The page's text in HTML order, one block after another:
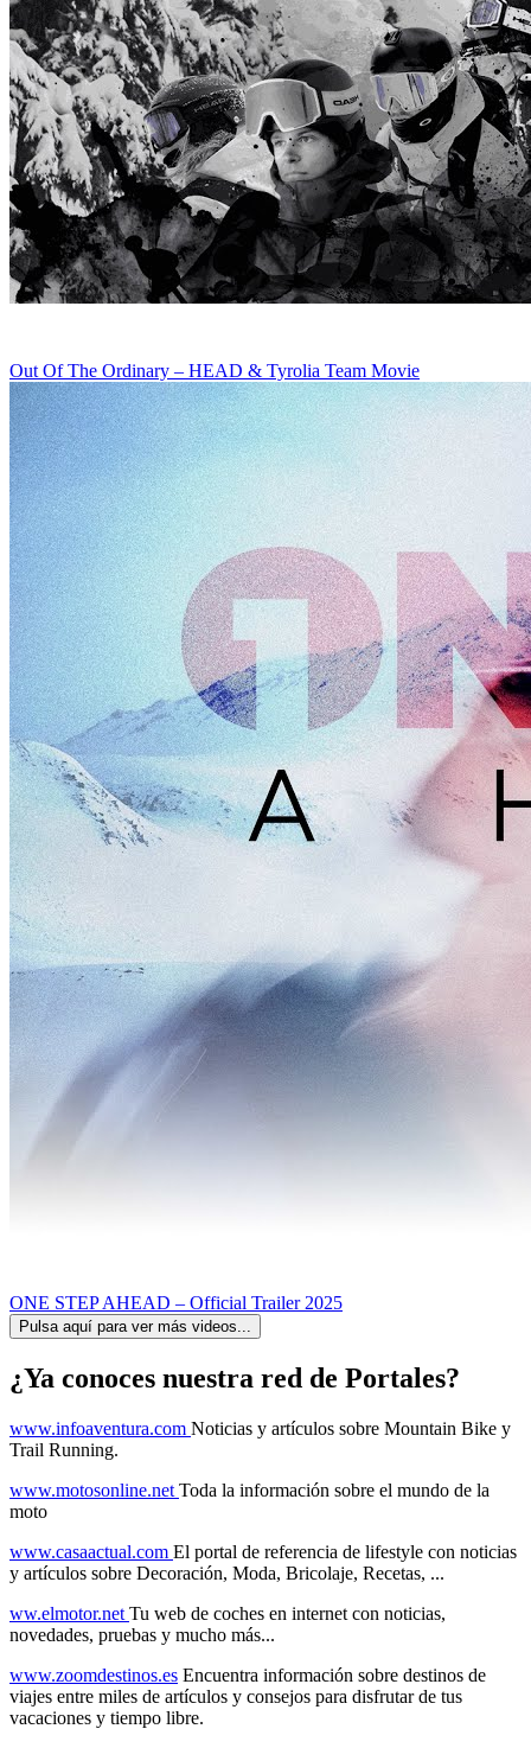
Out Of The Ordinary – HEAD & Tyrolia Team Movie
ONE STEP AHEAD – Official Trailer 2025
Pulsa aquí para ver más videos...
¿Ya conoces nuestra red de Portales?
www.infoaventura.com Noticias y artículos sobre Mountain Bike y
Trail Running.
www.motosonline.net Toda la información sobre el mundo de la
moto
www.casaactual.com El portal de referencia de lifestyle con noticias
y artículos sobre Decoración, Moda, Bricolaje, Recetas, ...
ww.elmotor.net Tu web de coches en internet con noticias,
novedades, pruebas y mucho más...
www.zoomdestinos.es Encuentra información sobre destinos de
viajes entre miles de artículos y consejos para disfrutar de tus
vacaciones y tiempo libre.